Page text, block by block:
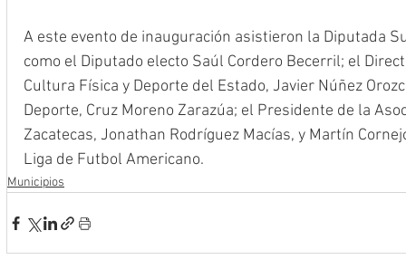
A este evento de inauguración asistieron la Diputada
como el Diputado electo Saúl Cordero Becerril; el
Cultura Física y Deporte del Estado, Javier Núñez
Deporte, Cruz Moreno Zarazúa; el Presidente de la
Zacatecas, Jonathan Rodríguez Macías, y Martín
Liga de Futbol Americano.
Municipios